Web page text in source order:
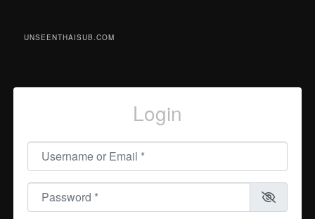
UNSEENTHAISUB.COM
Login
Username or Email
Password